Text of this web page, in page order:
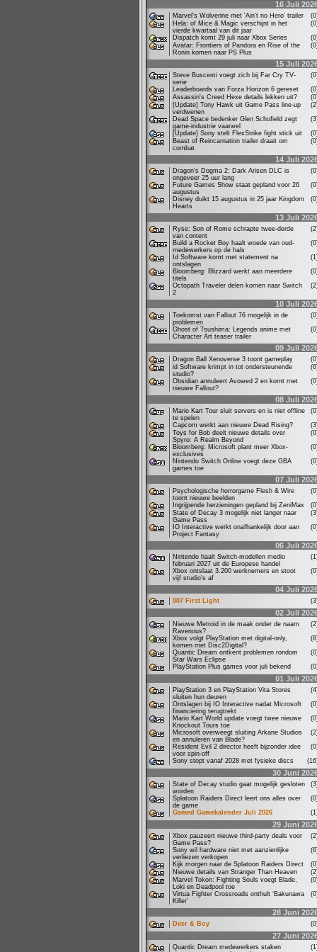
16 Juli
Marvel's Wolverine met 'Ain't no Hero' trailer
Hela: of Mice & Magic verschijnt in het
vierde kwartaal van dit jaar
Dispatch komt 29 juli naar Xbox Series
Avatar: Frontiers of Pandora en Rise of the
Ronin komen naar PS Plus
15 Juli
Steve Buscemi voegt zich bij Far Cry TV-
serie
Leaderboards van Forza Horizon 6 gereset
Assassin's Creed Hexe details lekken uit?
[Update] Tony Hawk uit Game Pass line-up
verdwenen
Dead Space bedenker Glen Schofield zegt
game-industrie vaarwel
[Update] Sony stelt FlexStrike fight stick uit
Beast of Reincarnation trailer draait om
combat
14 Juli
Dragon's Dogma 2: Dark Arisen DLC is
ongeveer 25 uur lang
Future Games Show staat gepland voor 26
augustus
Disney duikt 15 augustus in 25 jaar Kingdom
Hearts
13 Juli
Ryse: Son of Rome schrapte twee-derde
van content
Build a Rocket Boy haalt woede van oud-
medewerkers op de hals
Id Software komt met statement na
ontslagen
Bloomberg: Blizzard werkt aan meerdere
titels
Octopath Traveler delen komen naar Switch
2
10 Juli
Toekomst van Fallout 76 mogelijk in de
problemen
Ghost of Tsushima: Legends anime met
Character Art teaser trailer
09 Juli
Dragon Ball Xenoverse 3 toont gameplay
id Software krimpt in tot ondersteunende
studio?
Obsidian annuleert Avowed 2 en komt met
nieuwe Fallout?
08 Juli
Mario Kart Tour sluit servers en is niet offline
te spelen
Capcom werkt aan nieuwe Dead Rising?
Toys for Bob deelt nieuwe details over
Spyro: A Realm Beyond
Bloomberg: Microsoft plant meer Xbox-
exclusives
Nintendo Switch Online voegt deze GBA
games toe
07 Juli
Psychologische horrorgame Flesh & Wire
toont nieuwe beelden
Ingrijpende herzieningen gepland bij ZeniMax
State of Decay 3 mogelijk niet langer naar
Game Pass
IO Interactive werkt onafhankelijk door aan
Project Fantasy
06 Juli
Nintendo haalt Switch-modellen medio
februari 2027 uit de Europese handel
Xbox ontslaat 3.200 werknemers en stoot
vijf studio's af
04 Juli
007 First Light
02 Juli
Nieuwe Metroid in de maak onder de naam
Ravenous?
Xbox volgt PlayStation met digital-only,
komen met Disc2Digital?
Quantic Dream ontkent problemen rondom
Star Wars Eclipse
PlayStation Plus games voor juli bekend
01 Juli
PlayStation 3 en PlayStation Vita Stores
sluiten hun deuren
Ontslagen bij IO Interactive nadat Microsoft
financiering terugtrekt
Mario Kart World update voegt twee nieuwe
Knockout Tours toe
Microsoft overweegt sluiting Arkane Studios
en annuleren van Blade?
Resident Evil 2 director heeft bijzonder idee
voor spin-off
Sony stopt vanaf 2028 met fysieke discs
30 Juni
State of Decay studio gaat mogelijk gesloten
worden
Splatoon Raiders Direct leert ons alles over
de game
Gamed Gamekalender Juli 2026
29 Juni
Xbox pauzeert nieuwe third-party deals voor
Game Pass?
Sony wil hardware niet met aanzienlijke
verliezen verkopen
Kijk morgen naar de Splatoon Raiders Direct
Nieuwe details van Stranger Than Heaven
Marvel Tokon: Fighting Souls voegt Blade,
Loki en Deadpool toe
Virtua Fighter Crossroads onthult ‘Bakunawa
Killer’
28 Juni
Deer & Boy
27 Juni
Quantic Dream medewerkers staken